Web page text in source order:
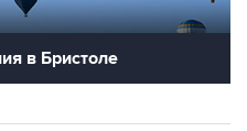
в Бристоле